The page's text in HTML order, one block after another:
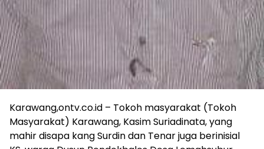
Karawang,ontv.co.id – Tokoh masyarakat (Tokoh
Masyarakat) Karawang, Kasim Suriadinata, yang
mahir disapa kang Surdin dan Tenar juga berinisial